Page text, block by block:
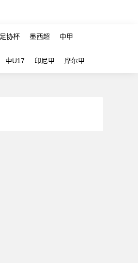
足协杯 墨西超 中甲
中U17 印尼甲 摩尔甲